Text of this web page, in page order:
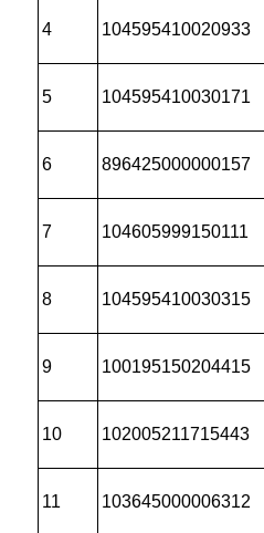
4 104595410020933
5 104595410030171
6 896425000000157
7 104605999150111
8 104595410030315
9 100195150204415
10 102005211715443
11 103645000006312